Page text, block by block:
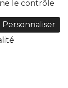
FR
le contrôle
Personnaliser